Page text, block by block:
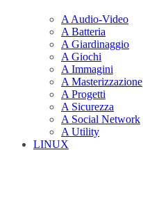
A Audio-Video
A Batteria
A Giardinaggio
A Giochi
A Immagini
A Masterizzazione
A Progetti
A Sicurezza
A Social Network
A Utility
LINUX